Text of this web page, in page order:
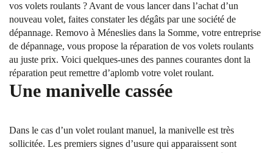
vos volets roulants ? Avant de vous lancer dans l’achat d’un
nouveau volet, faites constater les dégâts par une société de
dépannage. Removo à Méneslies dans la Somme, votre entreprise
de dépannage, vous propose la réparation de vos volets roulants
au juste prix. Voici quelques-unes des pannes courantes dont la
réparation peut remettre d’aplomb votre volet roulant.
Une manivelle cassée
Dans le cas d’un volet roulant manuel, la manivelle est très
sollicitée. Les premiers signes d’usure qui apparaissent sont